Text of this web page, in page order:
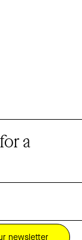
a
newsletter